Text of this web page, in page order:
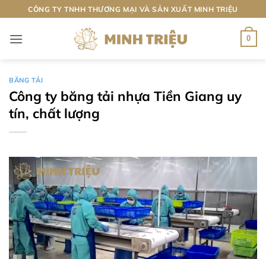
qua
nội
CÔNG TY TNHH THƯƠNG MẠI VÀ SẢN XUẤT MINH TRIỆU
0
BĂNG TẢI
Công ty băng tải nhựa Tiền Giang uy
tín, chất lượng